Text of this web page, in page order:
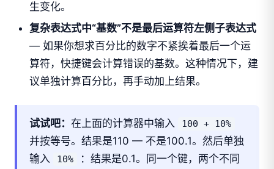
生变化。
复杂表达式中“基数”不是最后运算符左侧子表达式
— 如果你想求百分比的数字不紧挨着最后一个运
算符，快捷键会计算错误的基数。这种情况下，建
议单独计算百分比，再手动加上结果。
试试吧： 在上面的计算器中输入 100 + 10%
并按等号。结果是110 — 不是100.1。然后单独
输入
10%
：结果是0.1。同一个键，两个不同